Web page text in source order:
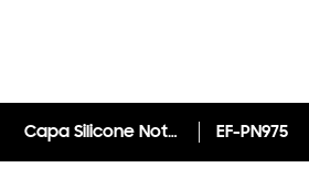
Capa Silicone Note10+ EF-PN975